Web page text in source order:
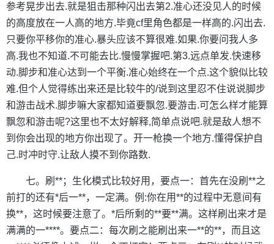
参考晃步出去.就是狙击那种闪出去第2.准心还没见人的时候
的高度放在一人高的地方.毕竟cf里角色都是一样高的.闪出去.
只要你平移你的准心.暴头应该不算很难.如果.你要问我人多
高.我也不知道.不可能去比.慢慢掌握吧.第3.远点单发.快速移
动.脚步和准心达到一个平衡.准心始终在一个点.这个貌似比较
难.但个人觉得练出来还是比较牛的/说到这里忍不住说说脚步
和游击战术.脚步嘛大家都知道要飘忽.要游击.可怎么样才能算
飘忽和游击呢?这里也不太好解释,简单点说吧.就是敌人想不
到你会出现的地方你出现了。开一枪换一个地方.懂得保护自
己.时冲时守.让敌人摸不到你路数.
七。刷**；生化模式比较好用，要点一：首先在没刷**之
前打的还有*后一**，一定满。例:你在用**的过程中无意间有
换**，这时候要注意了。*后所剩的**要**满。这样刷出来才是
满满的一****。要点二：每次刷之能刷出来一**的**，而且这